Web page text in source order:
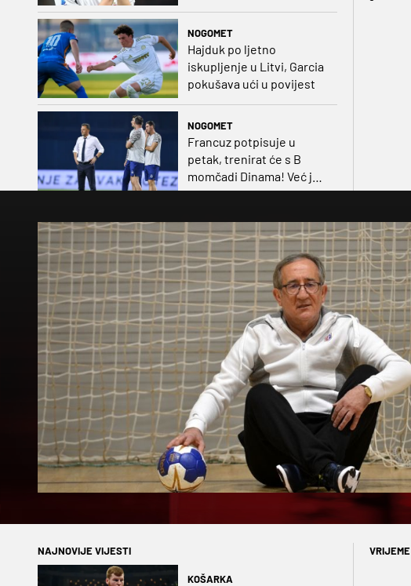
NOGOMET
Hajduk po ljetno
iskupljenje u Litvi, Garcia
pokušava ući u povijest
NOGOMET
Francuz potpisuje u
petak, trenirat će s B
momčadi Dinama! Već je
dobio i nadimak
NAJNOVIJE VIJESTI
KOŠARKA